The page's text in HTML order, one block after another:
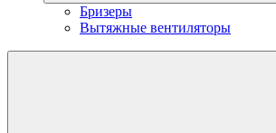
Бризеры
Вытяжные вентиляторы